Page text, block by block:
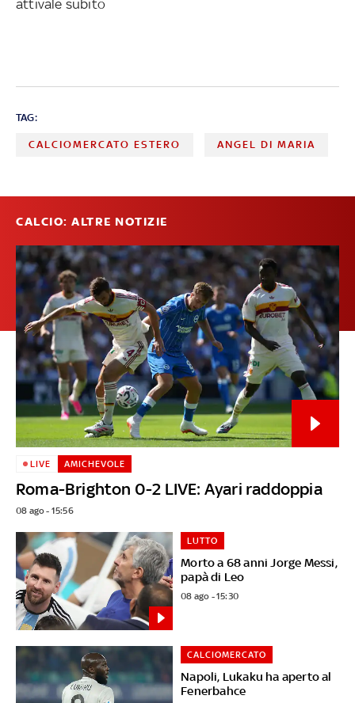
attivale subito
TAG:
CALCIOMERCATO ESTERO ANGEL DI MARIA
CALCIO: ALTRE NOTIZIE
Roma-Brighton 0-2 LIVE: Ayari raddoppia
LIVE AMICHEVOLE
08 ago - 15:56
Morto a 68 anni Jorge Messi,
papà di Leo
LUTTO
08 ago - 15:30
Napoli, Lukaku ha aperto al
Fenerbahce
CALCIOMERCATO